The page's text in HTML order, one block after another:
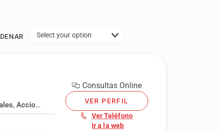
Select your option
, Acciones, bonos y preferentes , Acoso laboral
Consultas Online
VER PERFIL
Ver Teléfono
Ir a la web